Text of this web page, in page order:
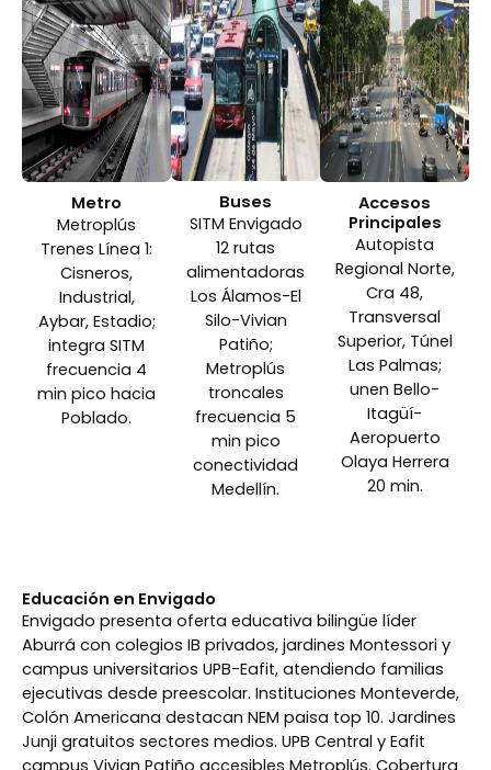
Metro
Metroplús
Trenes Línea 1:
Cisneros,
Industrial,
Aybar, Estadio;
integra SITM
frecuencia 4
min pico hacia
Poblado.
Buses
SITM Envigado
12 rutas
alimentadoras
Los Álamos-El
Silo-Vivian
Patiño;
Metroplús
troncales
frecuencia 5
min pico
conectividad
Medellín.
Accesos
Principales
Autopista
Regional Norte,
Cra 48,
Transversal
Superior, Túnel
Las Palmas;
unen Bello-
Itagüí-
Aeropuerto
Olaya Herrera
20 min.
Educación en Envigado
Envigado presenta oferta educativa bilingüe líder
Aburrá con colegios IB privados, jardines Montessori y
campus universitarios UPB-Eafit, atendiendo familias
ejecutivas desde preescolar. Instituciones Monteverde,
Colón Americana destacan NEM paisa top 10. Jardines
Junji gratuitos sectores medios. UPB Central y Eafit